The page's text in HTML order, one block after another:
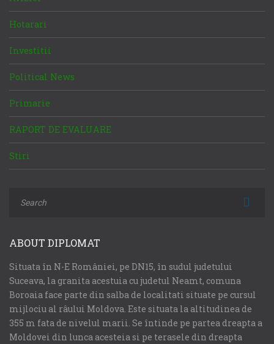
Hotarari
Investitii
Political News
Primarie
RAPORT DE EVALUARE
Stiri
ABOUT DIPLOMAT
Situata în N-E României, pe DN15, în sudul judetului
Suceava, la granita acestuia cu judetul Neamt, comuna
Boroaia face parte din salba de localitati situate pe cursul
mijlociu al râului Moldova. Este situata la altitudinea de
355 m fata de nivelul marii. Se întinde pe partea dreapta a
Moldovei din lunca acesteia si pe terasele din dreapta